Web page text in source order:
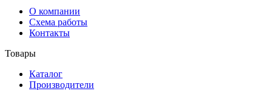
О компании
Схема работы
Контакты
Товары
Каталог
Производители